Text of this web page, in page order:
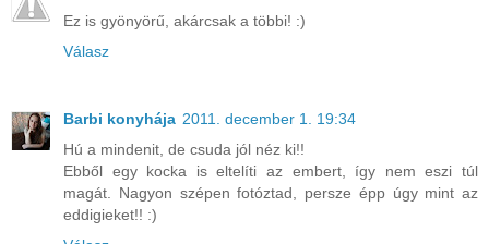
Ez is gyönyörű, akárcsak a többi! :)
Válasz
Barbi konyhája 2011. december 1. 19:34
Hú a mindenit, de csuda jól néz ki!!
Ebből egy kocka is eltelíti az embert, így nem eszi túl
magát. Nagyon szépen fotóztad, persze épp úgy mint az
eddigieket!! :)